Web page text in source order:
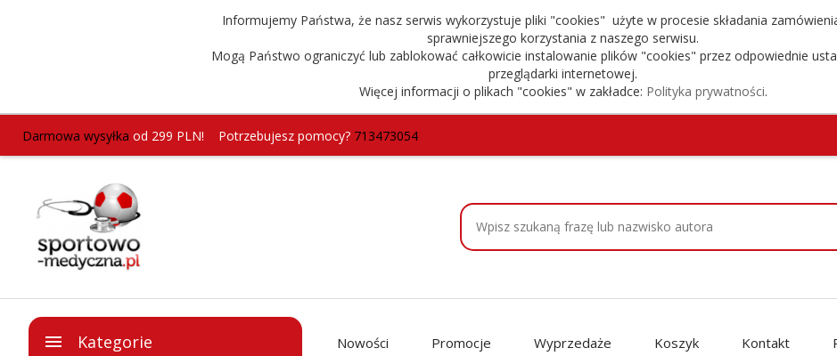
Informujemy Państwa, że nasz serwis wykorzystuje pliki "cookies" użyte w procesie składania
sprawniejszego korzystania z naszego serwisu.
Mogą Państwo ograniczyć lub zablokować całkowicie instalowanie plików "cookies" przez odpowiednie
przeglądarki internetowej.
Więcej informacji o plikach "cookies" w zakładce: Polityka prywatności.
Darmowa wysyłka od 299 PLN! Potrzebujesz pomocy?713473054
Kategorie Nowości Promocje Wyprzedaże Koszyk Kontakt